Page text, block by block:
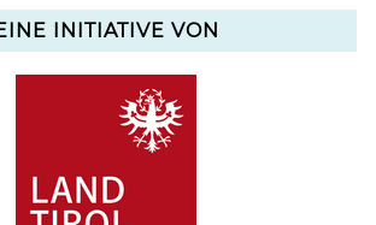
INITIATIVE VON